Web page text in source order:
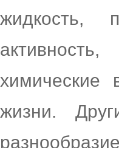
жидкость,
химические
жизни.